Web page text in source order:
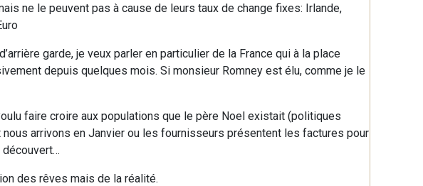
ne le peuvent pas à cause de leurs taux de change fixes: Irlande,
garde, je veux parler en particulier de la France qui à la place
depuis quelques mois. Si monsieur Romney est élu, comme je le
faire croire aux populations que le père Noel existait (politiques
arrivons en Janvier ou les fournisseurs présentent les factures pour
découvert…
des rêves mais de la réalité.